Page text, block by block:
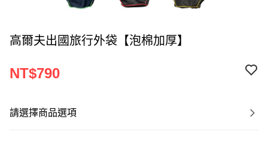
高爾夫出國旅行外袋【泡棉加厚】
NT$790
請選擇商品選項